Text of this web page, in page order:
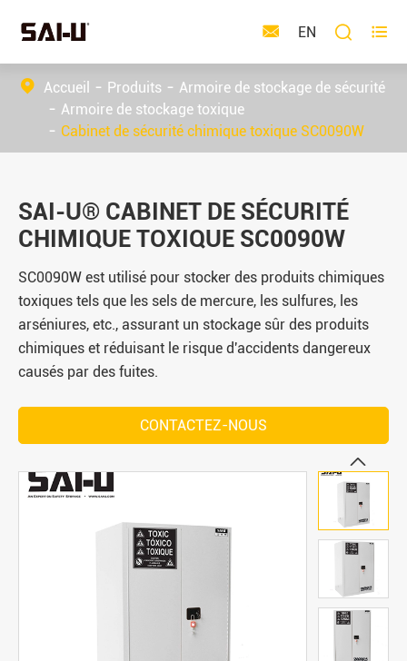
 EN  
Accueil Produits
Armoire de stockage de sécurité
Armoire de stockage toxique
Cabinet de sécurité chimique toxique SC0090W
SAI-U® CABINET DE SÉCURITÉ
CHIMIQUE TOXIQUE SC0090W
SC0090W est utilisé pour stocker des produits chimiques
toxiques tels que les sels de mercure, les sulfures, les
arséniures, etc., assurant un stockage sûr des produits
chimiques et réduisant le risque d'accidents dangereux
causés par des fuites.
CONTACTEZ-NOUS
